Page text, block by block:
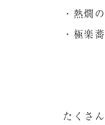
・熱
・極
たくさ